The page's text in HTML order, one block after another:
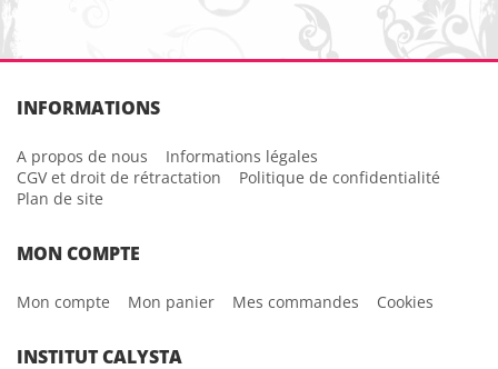
INFORMATIONS
A propos de nous
Informations légales
CGV et droit de rétractation
Politique de confidentialité
Plan de site
MON COMPTE
Mon compte Mon panier Mes commandes Cookies
INSTITUT CALYSTA